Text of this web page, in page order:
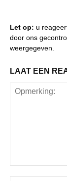
Let op: u
door ons
weergegeven.
LAAT EEN